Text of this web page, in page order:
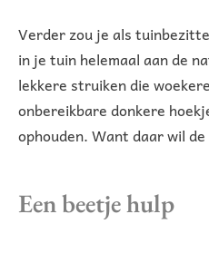
Verder zou je als
in je tuin helemaal aan de
lekkere struiken die
onbereikbare donkere
ophouden. Want daar wil
Een beetje hulp